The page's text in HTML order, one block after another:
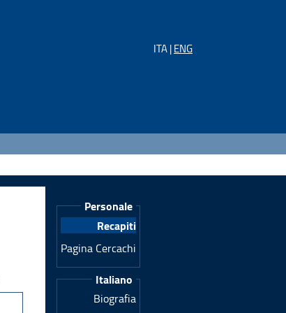
ITA |ENG
Personale
Recapiti
Pagina Cercachi
Italiano
Biografia